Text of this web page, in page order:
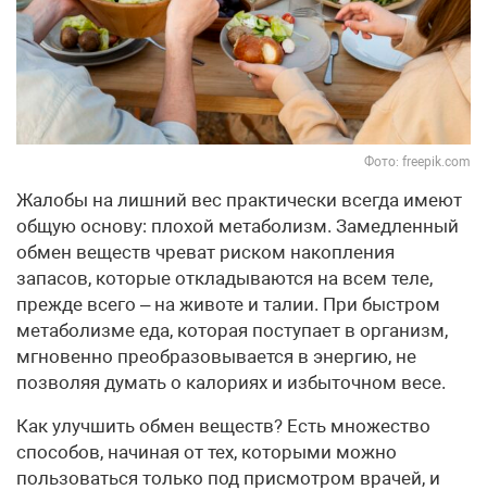
Фото: freepik.com
Жалобы на лишний вес практически всегда имеют
общую основу: плохой метаболизм. Замедленный
обмен веществ чреват риском накопления
запасов, которые откладываются на всем теле,
прежде всего – на животе и талии. При быстром
метаболизме еда, которая поступает в организм,
мгновенно преобразовывается в энергию, не
позволяя думать о калориях и избыточном весе.
Как улучшить обмен веществ? Есть множество
способов, начиная от тех, которыми можно
пользоваться только под присмотром врачей, и